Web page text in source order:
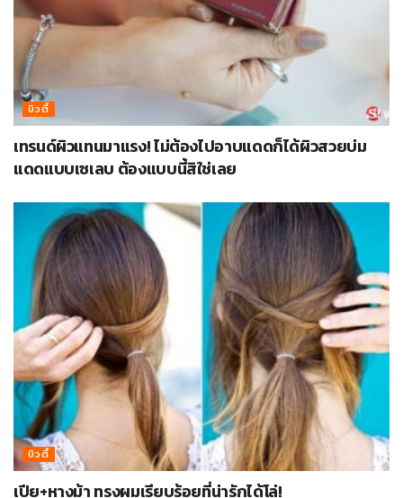
บิวตี้
เทรนด์ผิวแทนมาแรง! ไม่ต้องไปอาบแดดก็ได้ผิวสวยบ่ม
แดดแบบเซเลบ ต้องแบบนี้สิใช่เลย
บิวตี้
เปีย+หางม้า ทรงผมเรียบร้อยที่น่ารักได้โล่!